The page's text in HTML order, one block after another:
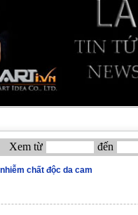
Xem từ đến
chất độc da cam